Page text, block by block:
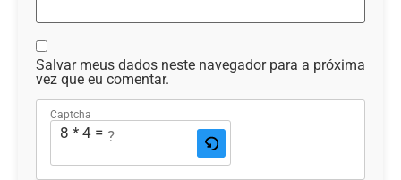
Salvar meus dados neste navegador para a próxima
vez que eu comentar.
Captcha
8 * 4 = ?